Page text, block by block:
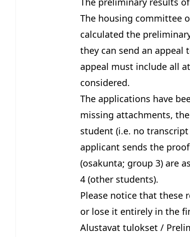
The housing committee
calculated the
they can send an appeal
appeal must include all
considered.
The applications have
missing attachments,
student (i.e. no
applicant sends the
(osakunta; group 3) are
4 (other students).
Please notice that these
or lose it entirely in the
Alustavat tulokset /